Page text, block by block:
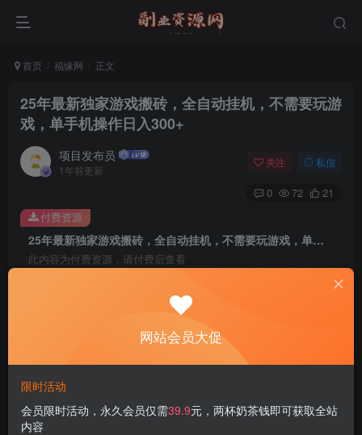
首页 福缘网 正文
25年最新独家游戏搬砖，全自动挂机，不需要玩游
戏，单手机操作日入300+
项目发布员
1年前更新
关注 私信
0 72 21
25年最新独家游戏搬砖，全自动挂机，不需要玩游戏，单手机操作日入300+
此内容为付费资源，请付费后查看
￥4
付费资源
网站会员大促
限时活动
会员限时活动，永久会员仅需39.9元，两杯奶茶钱即可获取全站
内容